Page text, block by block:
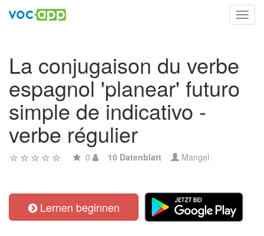
La conjugaison du verbe
espagnol 'planear' futuro
simple de indicativo -
verbe régulier
0 10 Datenblatt Mangel
Lernen beginnen